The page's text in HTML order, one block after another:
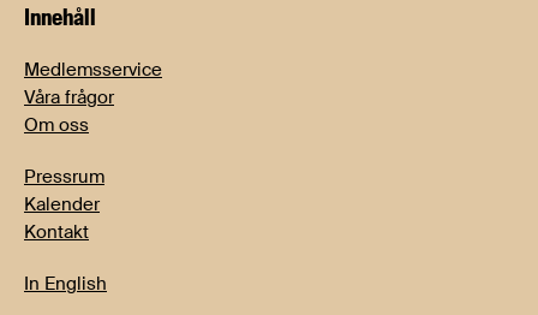
Innehåll
Medlemsservice
Våra frågor
Om oss
Pressrum
Kalender
Kontakt
In English